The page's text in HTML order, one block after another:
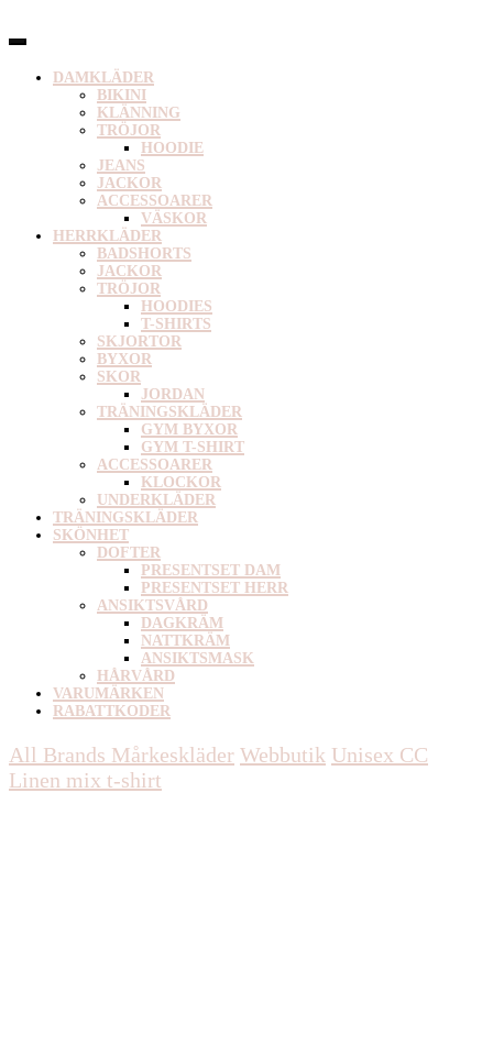
DAMKLÄDER
BIKINI
KLÄNNING
TRÖJOR
HOODIE
JEANS
JACKOR
ACCESSOARER
VÄSKOR
HERRKLÄDER
BADSHORTS
JACKOR
TRÖJOR
HOODIES
T-SHIRTS
SKJORTOR
BYXOR
SKOR
JORDAN
TRÄNINGSKLÄDER
GYM BYXOR
GYM T-SHIRT
ACCESSOARER
KLOCKOR
UNDERKLÄDER
TRÄNINGSKLÄDER
SKÖNHET
DOFTER
PRESENTSET DAM
PRESENTSET HERR
ANSIKTSVÅRD
DAGKRÄM
NATTKRÄM
ANSIKTSMASK
HÅRVÅRD
VARUMÄRKEN
RABATTKODER
All Brands Mårkeskläder Webbutik Unisex CC
Linen mix t-shirt